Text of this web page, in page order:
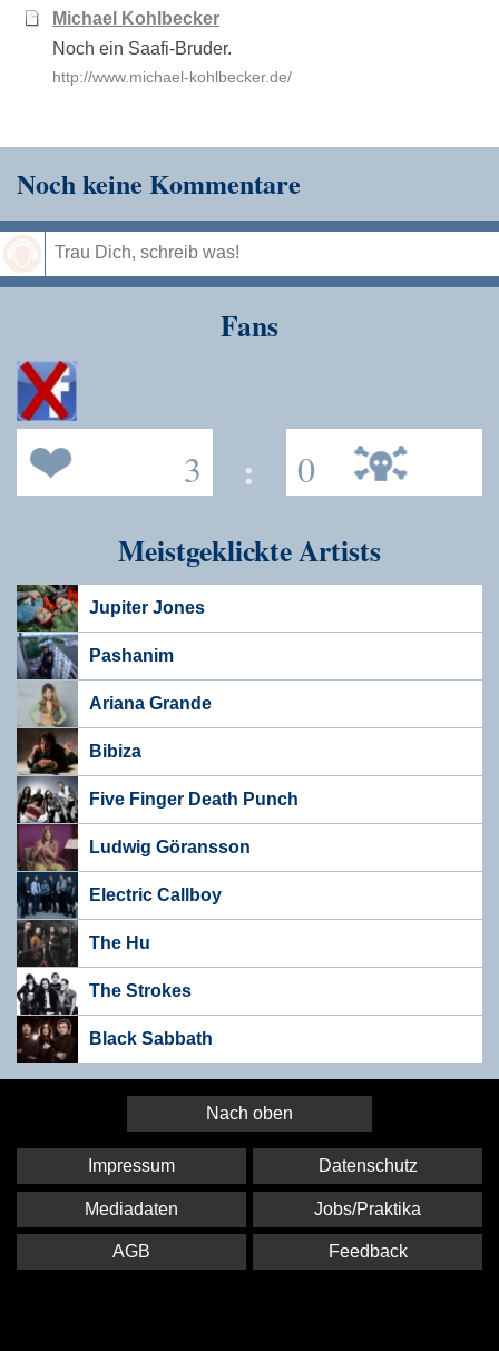
Michael Kohlbecker
Noch ein Saafi-Bruder.
http://www.michael-kohlbecker.de/
Noch keine Kommentare
Fans
3 : 0
Meistgeklickte Artists
Jupiter Jones
Pashanim
Ariana Grande
Bibiza
Five Finger Death Punch
Ludwig Göransson
Electric Callboy
The Hu
The Strokes
Black Sabbath
Nach oben
Impressum Datenschutz
Mediadaten Jobs/Praktika
AGB Feedback